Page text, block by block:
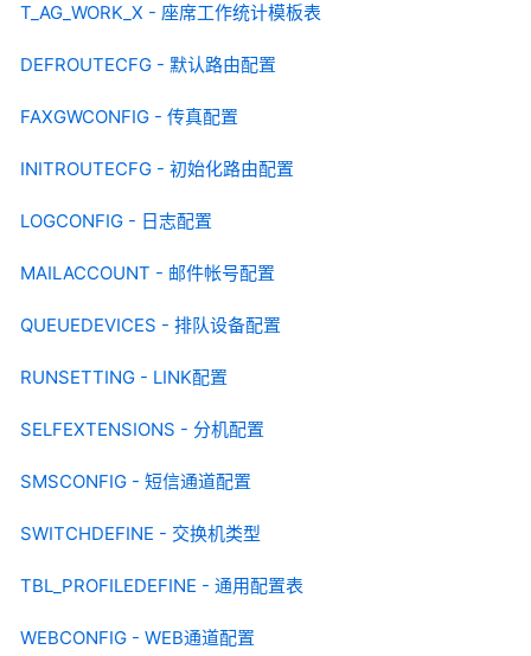
T_AG_WORK_X - 座席工作统计模板表
DEFROUTECFG - 默认路由配置
FAXGWCONFIG - 传真配置
INITROUTECFG - 初始化路由配置
LOGCONFIG - 日志配置
MAILACCOUNT - 邮件帐号配置
QUEUEDEVICES - 排队设备配置
RUNSETTING - LINK配置
SELFEXTENSIONS - 分机配置
SMSCONFIG - 短信通道配置
SWITCHDEFINE - 交换机类型
TBL_PROFILEDEFINE - 通用配置表
WEBCONFIG - WEB通道配置